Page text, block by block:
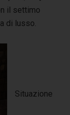
il settimo
di lusso.
Situazione